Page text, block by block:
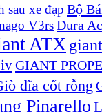
sau xe đạp Bộ
V3rsDura
ATX
GIANT
đĩa cốt rỗng
Pinarello